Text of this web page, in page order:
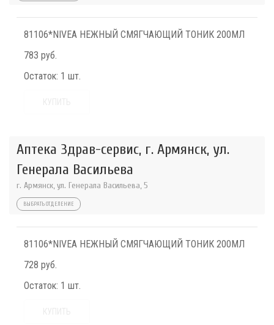
81106*NIVEA НЕЖНЫЙ СМЯГЧАЮЩИЙ ТОНИК 200МЛ
783 руб.
Остаток: 1 шт.
Аптека Здрав-сервис, г. Армянск, ул.
Генерала Васильева
г. Армянск, ул. Генерала Васильева, 5
ВЫБРАТЬ ОТДЕЛЕНИЕ
81106*NIVEA НЕЖНЫЙ СМЯГЧАЮЩИЙ ТОНИК 200МЛ
728 руб.
Остаток: 1 шт.